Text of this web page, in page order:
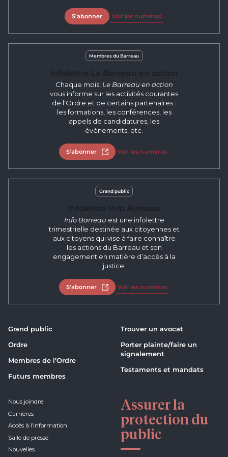
S'abonner Voir les numéros
Membres du Barreau
Chaque mois, Le Barreau en action
vous informe sur les activités courantes
de l'Ordre et de certains partenaires :
les formations, les conférences, les
appels de candidatures, les
événements, etc.
S'abonner Ouvrir dans un nouvel onglet
Voir les numéros
Grand public
Info Barreau est une infolettre
trimestrielle destinée aux citoyennes et
aux citoyens qui vise à faire connaître
les actions du Barreau et son
engagement en matière d’accès à la
justice.
S'abonner Ouvrir dans un nouvel onglet
Voir les numéros
Grand public
Ordre
Membres de l’Ordre
Futurs membres
Trouver un avocat
Porter plainte/faire un
signalement
Testaments et mandats
Nous joindre
Carrières
Accès à l’information
Salle de presse
Nouvelles
Assurer la
protection du
public